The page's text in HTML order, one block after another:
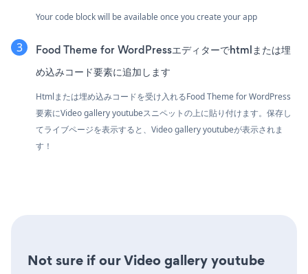
Your code block will be available once you create your app
Food Theme for WordPressエディターでhtmlまたは埋
め込みコード要素に追加します
Htmlまたは埋め込みコードを受け入れるFood Theme for WordPress
要素にVideo gallery youtubeスニペットの上に貼り付けます。保存し
てライブページを表示すると、Video gallery youtubeが表示されま
す！
Not sure if our Video gallery youtube